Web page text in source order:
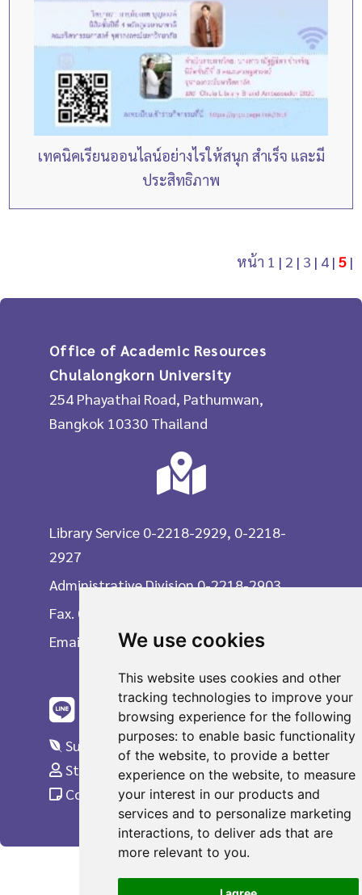
We use cookies
This website uses cookies and other
tracking technologies to improve your
browsing experience for the following
purposes:to enable basic functionality
of the website,to provide a better
experience on the website,to measure
your interest in our products and
services and to personalize marketing
interactions,to deliver ads that are
more relevant to you.
เทคนิคเรียนออนไลน์อย่างไรให้สนุก สำเร็จ และมี
ประสิทธิภาพ
หน้า 1 | 2 | 3 | 4| 5|
Office of Academic Resources
Chulalongkorn University
254 Phayathai Road, Pathumwan,
Bangkok 10330 Thailand
Library Service 0-2218-2929, 0-2218-
2927
Administrative Division 0-2218-2903
Fax. 0-2215-3617
Email
Suggestions
Staff Only
Complaint